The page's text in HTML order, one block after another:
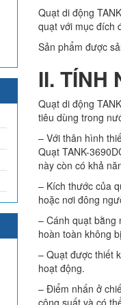
Quạt di động
quạt với mục đích
Sản phẩm được
II. TÍNH
Quạt di động
tiêu dùng trong
– Với thân hình
Quạt TANK-
này còn có khả
– Kích thước của
hoặc nơi đông
– Cánh quạt bằng
hoàn toàn không
– Quạt được thiết
hoạt động.
– Điểm nhấn ở